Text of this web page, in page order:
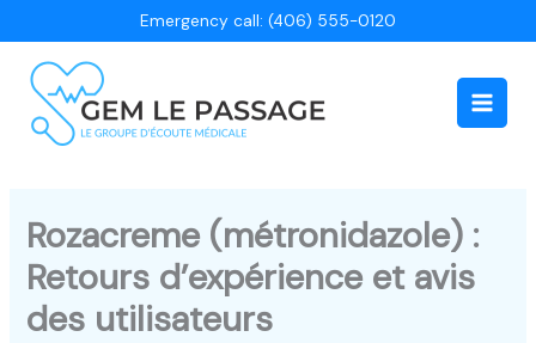
au
contenu
Emergency call: (406) 555-0120
Main
Rozacreme (métronidazole) :
Retours d’expérience et avis
des utilisateurs